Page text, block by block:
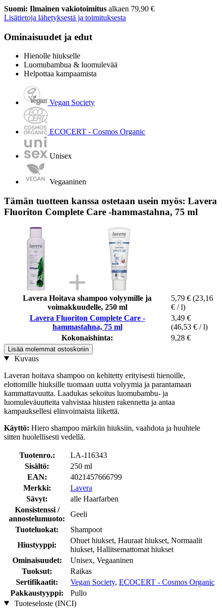
Suomi: Ilmainen vakiotoimitus alkaen 79,90 €
Lisätietoja lähetyksestä ja toimituksesta
Ominaisuudet ja edut
Hienolle hiukselle
Luomubambua & luomulevää
Helpottaa kampaamista
Vegan Society
ECOCERT - Cosmos Organic
Unisex
Vegaaninen
Tämän tuotteen kanssa ostetaan usein myös: Lavera
Fluoriton Complete Care -hammastahna, 75 ml
Lavera Hoitava shampoo volyymille ja
voimakkuudelle, 250 ml
5,79 € (23,16
€ / l)
Lavera Fluoriton Complete Care -
hammastahna, 75 ml
3,49 €
(46,53 € / l)
Kokonaishinta:
9,28 €
Lisää molemmat ostoskoriin
Kuvaus
Laveran hoitava shampoo on kehitetty erityisesti hienoille,
elottomille hiuksille tuomaan uutta volyymia ja parantamaan
kammattavuutta. Laadukas sekoitus luomubambu- ja
luomuleväuutteita vahvistaa hiusten rakennetta ja antaa
kampauksellesi elinvoimaista liikettä.
Käyttö: Hiero shampoo märkiin hiuksiin, vaahdota ja huuhtele
sitten huolellisesti vedellä.
Tuotenro.:
LA-116343
Sisältö:
250 ml
EAN:
4021457666799
Merkki:
Lavera
Sävyt:
alle Haarfarben
Konsistenssi /
annostelumuoto:
Geeli
Tuoteluokat:
Shampoot
Hiustyyppi:
Ohuet hiukset, Hauraat hiukset, Normaalit
hiukset, Hallitsemattomat hiukset
Ominaisuudet:
Unisex, Vegaaninen
Tuoksut:
Raikas
Sertifikaatit:
Vegan Society, ECOCERT - Cosmos Organic
Pakkaustyyppi:
Pullo
Tuoteseloste (INCI)